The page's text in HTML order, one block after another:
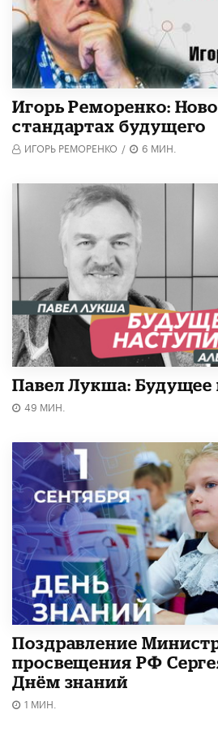
Игорь Реморенко:
стандартах будущего
ИГОРЬ РЕМОРЕНКО / 6 МИН.
Павел Лукша: Будущее
49 МИН.
Поздравление
просвещения РФ
Днём знаний
1 МИН.